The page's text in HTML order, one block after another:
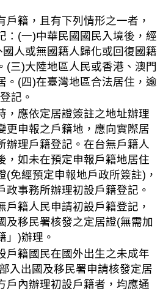
戶籍，且有下列情形之一者，
：(一)中華民國國民入境後，經
人或無國籍人歸化或回復國籍
(三)大陸地區人民或香港、澳門
。(四)在臺灣地區合法居住，逾
記。
，應依定居證簽註之地址辦理
更申報之戶籍地，應向實際居
辦理戶籍登記。在台無戶籍人
，如未在預定申報戶籍地居住
(免經預定申報地戶政所簽註)，
政事務所辦理初設戶籍登記。
戶籍人民申請初設戶籍登記，
及移民署核發之定居證(無需加
」)辦理。
戶籍國民在國外出生之未成年
入出國及移民署申請核發定居
戶內辦理初設戶籍者，均應通